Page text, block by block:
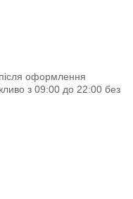
оформлення
з 09:00 до 22:00 без